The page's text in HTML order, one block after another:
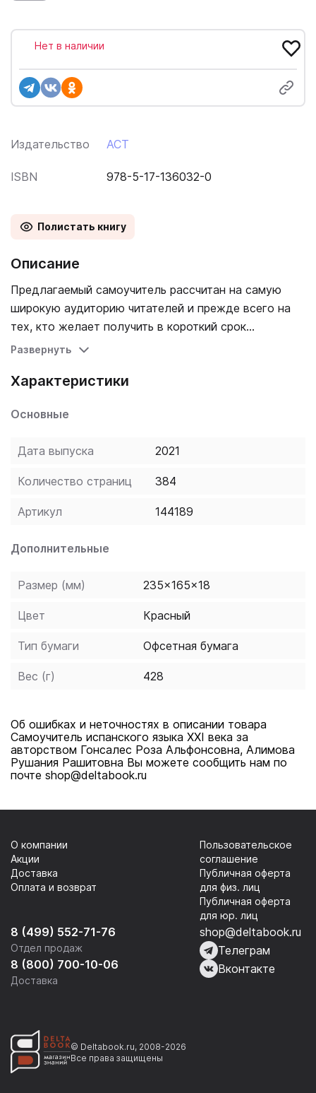
Издательство АСТ
ISBN 978-5-17-136032-0
Полистать книгу
Нет в наличии
Описание
Предлагаемый самоучитель рассчитан на самую
широкую аудиторию читателей и прежде всего на
тех, кто желает получить в короткий срок
качественные базовые знания испанской грамматики
12 уроков, содержащих материалы на самые нужные
домашним чтением, необходимым для пополнения
конце книги помещены ключи к упражнениям для
проверки при самостоятельной работе. Самоучитель
сопровождается аудиоприложением, содержащим
материалы, начитанные носителями испанского
Развернуть
Характеристики
Основные
Дата выпуска 2021
Количество страниц 384
Артикул 144189
Дополнительные
Размер (мм) 235x165x18
Цвет Красный
Тип бумаги Офсетная бумага
Вес (г) 428
Об ошибках и неточностях в описании товара
Самоучитель испанского языка XXI века за
авторством Гонсалес Роза Альфонсовна, Алимова
Рушания Рашитовна Вы можете сообщить нам по
почте shop@deltabook.ru
8 (499) 552-71-76
Отдел продаж
8 (800) 700-10-06
Доставка
О компании
Акции
Доставка
Оплата и возврат
Пользовательское
соглашение
Публичная оферта
для физ. лиц
Публичная оферта
для юр. лиц
shop@deltabook.ru
Телеграм
Вконтакте
© Deltabook.ru, 2008-2026
Все права защищены